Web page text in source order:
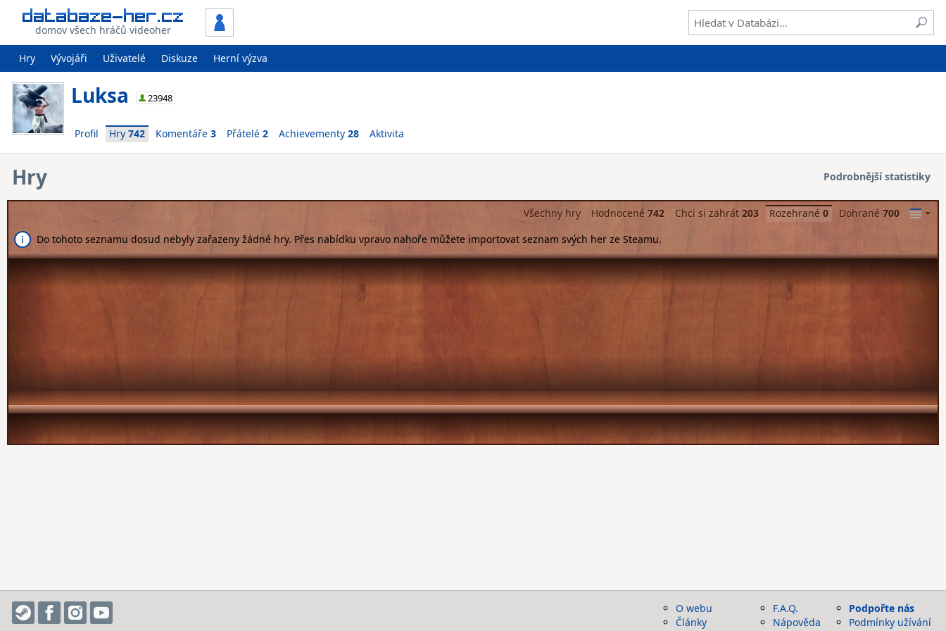
domov všech hráčů videoher
Hry Vývojáři Uživatelé Diskuze Herní výzva
Luksa 23948
Profil Hry 742 Komentáře 3 Přátelé 2 Achievementy 28 Aktivita
Hry Podrobnější statistiky
Všechny hry Hodnocené 742 Chci si zahrát 203 Rozehrané 0 Dohrané 700
Do tohoto seznamu dosud nebyly zařazeny žádné hry. Přes nabídku vpravo nahoře můžete importovat seznam svých her ze Steamu.
O webu
Články
F.A.Q.
Nápověda
Podpořte nás
Podmínky užívání